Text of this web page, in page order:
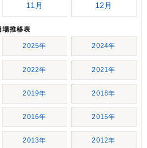
11月 12月
場推移表
2025年 2024年
2022年 2021年
2019年 2018年
2016年 2015年
2013年 2012年